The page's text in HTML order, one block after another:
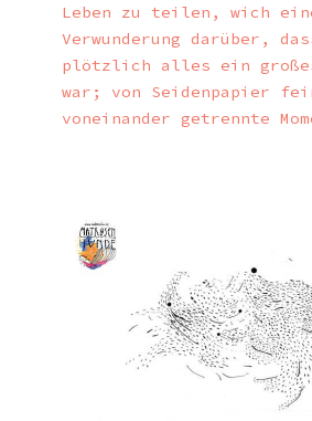
Leben zu teilen, wich
Verwunderung darüber,
plötzlich alles ein
war; von Seidenpapier
voneinander getrennte